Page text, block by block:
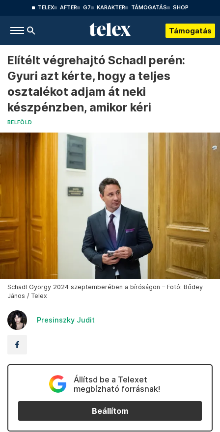
TELEX AFTER G7 KARAKTER TÁMOGATÁS SHOP
Támogatás
Elítélt végrehajtó Schadl perén:
Gyuri azt kérte, hogy a teljes
osztalékot adjam át neki
készpénzben, amikor kéri
BELFÖLD
Schadl György 2024 szeptemberében a bíróságon – Fotó: Bődey
János / Telex
Presinszky Judit
Állítsd be a Telexet
megbízható forrásnak!
Beállítom